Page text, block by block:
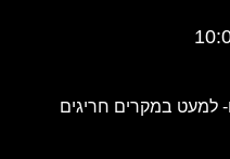
למעט במקרים חריגים